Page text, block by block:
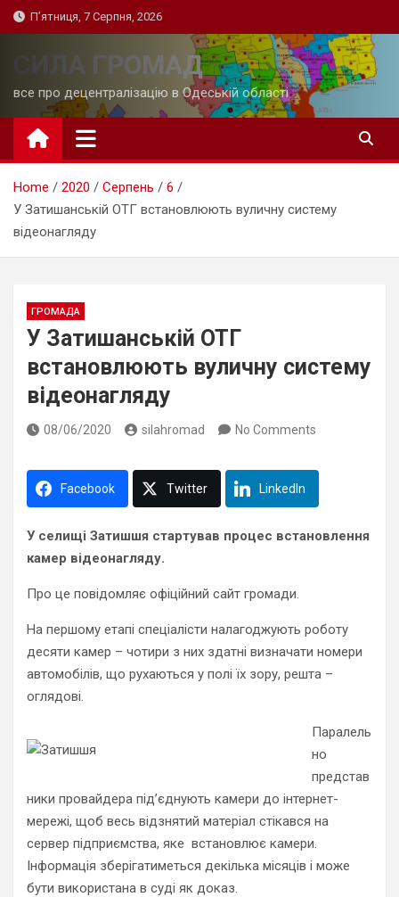
Skip
to
П’ятниця, 7 Серпня, 2026
СИЛА ГРОМАД
все про децентралізацію в Одеській області
Home 2020 Серпень
6
У Затишанській ОТГ встановлюють вуличну систему
відеонагляду
ГРОМАДА
У Затишанській ОТГ
встановлюють вуличну систему
відеонагляду
08/06/2020 silahromad No Comments
Facebook Twitter LinkedIn
У селищі Затишшя стартував процес встановлення
камер відеонагляду.
Про це повідомляє офіційний сайт громади.
На першому етапі спеціалісти налагоджують роботу
десяти камер – чотири з них здатні визначати номери
автомобілів, що рухаються у полі їх зору, решта –
оглядові.
Паралель
но
представ
ники провайдера під’єднують камери до інтернет-
мережі, щоб весь відзнятий матеріал стікався на
сервер підприємства, яке встановлює камери.
Інформація зберігатиметься декілька місяців і може
бути використана в суді як доказ.